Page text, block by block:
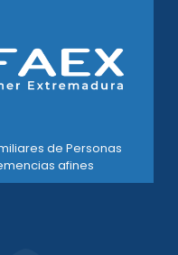
de Personas
afines